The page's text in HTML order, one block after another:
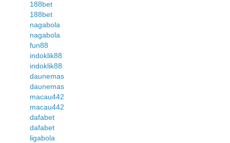
188bet
188bet
nagabola
nagabola
fun88
indoklik88
indoklik88
daunemas
daunemas
macau442
macau442
dafabet
dafabet
ligabola